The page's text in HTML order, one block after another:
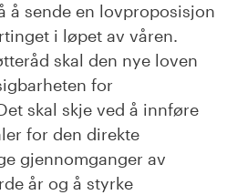
å sende en lovproposisjon
i løpet av våren.
skal den nye loven
for
skal skje ved å innføre
for den direkte
gjennomganger av
år og å styrke